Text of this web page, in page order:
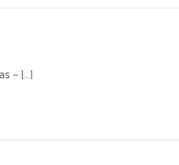
– [...]